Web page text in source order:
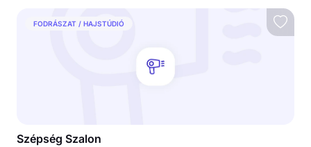
FODRÁSZAT / HAJSTÚDIÓ
Szépség Szalon